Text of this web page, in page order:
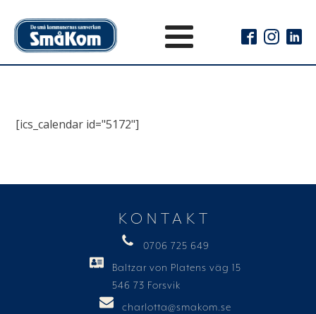
[ics_calendar id="5172"]
KONTAKT
0706 725 649
Baltzar von Platens väg 15
546 73 Forsvik
charlotta@smakom.se